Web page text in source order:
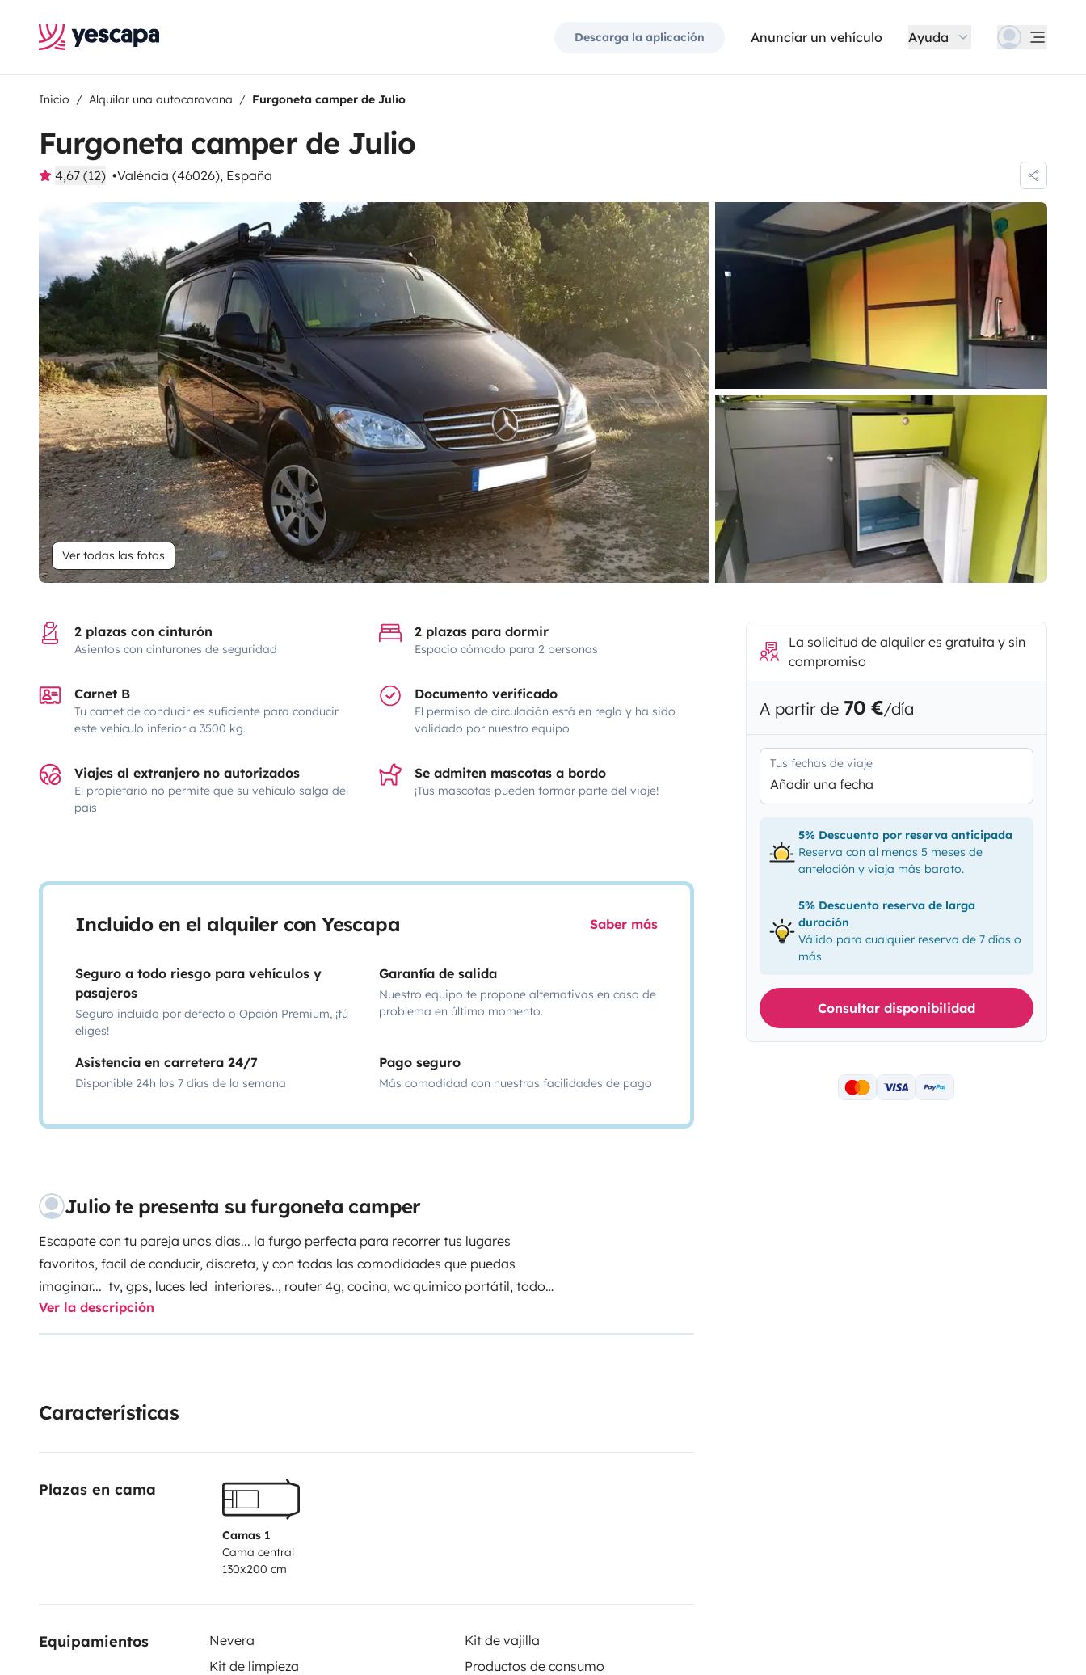
Descarga la aplicación Anunciar un vehículo Ayuda
Inicio Alquilar una autocaravana Furgoneta camper de Julio
Furgoneta camper de Julio
4,67 (12) València (46026), España
Ver todas las fotos
2 plazas con cinturón
Asientos con cinturones de seguridad
2 plazas para dormir
Espacio cómodo para 2 personas
Carnet B
Tu carnet de conducir es suficiente para conducir
este vehículo inferior a 3500 kg.
Documento verificado
El permiso de circulación está en regla y ha sido
validado por nuestro equipo
Viajes al extranjero no autorizados
El propietario no permite que su vehículo salga del
país
Se admiten mascotas a bordo
¡Tus mascotas pueden formar parte del viaje!
Incluido en el alquiler con Yescapa Saber más
Seguro a todo riesgo para vehículos y
pasajeros
Seguro incluido por defecto o Opción Premium, ¡tú
eliges!
Garantía de salida
Nuestro equipo te propone alternativas en caso de
problema en último momento.
Asistencia en carretera 24/7
Disponible 24h los 7 días de la semana
Pago seguro
Más comodidad con nuestras facilidades de pago
Julio te presenta su furgoneta camper
Escapate con tu pareja unos dias... la furgo perfecta para recorrer tus lugares
favoritos, facil de conducir, discreta, y con todas las comodidades que puedas
imaginar... tv, gps, luces led interiores.., router 4g, cocina, wc quimico portátil, todo
preparado con cariño para que no falte de nada, toldo lateral, luz 12 y 220 v, placa
solar, etc. Se entrega desinfectada con ozono.
Ver la descripción
Características
Plazas en cama
Camas 1
Cama central
130x200 cm
Equipamientos Nevera
Kit de vajilla
Kit de limpieza
Productos de consumo
La solicitud de alquiler es gratuita y sin
compromiso
A partir de 70 €/día
Tus fechas de viaje
Añadir una fecha
5% Descuento por reserva anticipada
Reserva con al menos 5 meses de
antelación y viaja más barato.
5% Descuento reserva de larga
duración
Válido para cualquier reserva de 7 días o
más
Consultar disponibilidad